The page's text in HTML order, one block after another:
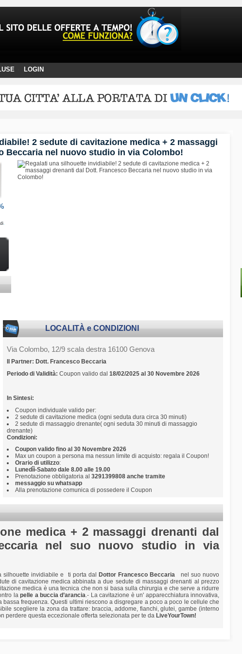
LOGIN
2 sedute di cavitazione medica + 2 massaggi
Beccaria nel nuovo studio in via Colombo!
.
LOCALITÀ e CONDIZIONI
Via Colombo, 12/9 scala destra 16100 Genova
Il Partner: Dott. Francesco Beccaria
Periodo di Validità: Coupon valido dal 18/02/2025 al 30 Novembre 2026
In Sintesi:
Coupon individuale valido per:
2 sedute di cavitazione medica (ogni seduta dura circa 30 minuti)
2 sedute di massaggio drenante( ogni seduta 30 minuti di massaggio
drenante)
Condizioni:
Coupon valido fino al 30 Novembre 2026
Max un coupon a persona ma nessun limite di acquisto: regala il Coupon!
Orario di utilizzo:
Lunedìì-Sabato dale 8.00 alle 19.00
Prenotazione obbligatoria al 3291399808 anche tramite
messaggio su whatsapp
Alla prenotazione comunica di possedere il Coupon
medica + 2 massaggi drenanti dal
nel suo nuovo studio in via
silhouette invidiabile e ti porta dal Dottor Francesco Beccaria
nel suo nuovo
di cavitazione medica abbinata a due sedute di massaggi drenanti al prezzo
medica è una tecnica che non si basa sulla chirurgia e che serve a ridurre
lapelle a buccia d’arancia.- La cavitazione è un' apparecchiatura innovativa,
frequenza. Questi ultimi riescono a disgregare a poco a poco le cellule che
scegliere la zona da trattare: braccia, addome, fianchi, glutei, gambe (interno
perdere questa eccezionale offerta selezionata per te da LiveYourTown!